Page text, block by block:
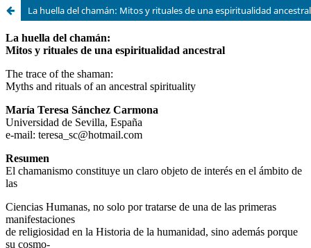
La huella del chamán: Mitos y rituales de una espiritualidad ancestral